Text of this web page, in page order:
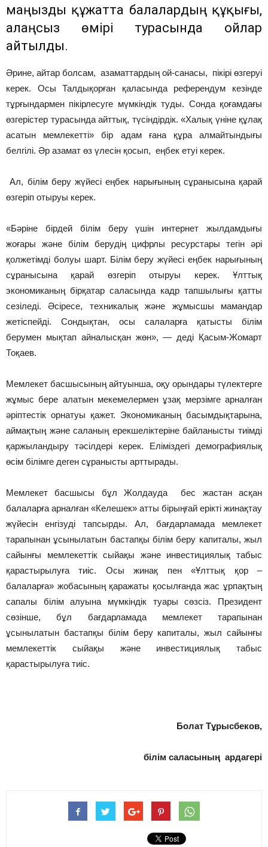
маңызды құжатта балалардың құқығы,
алаңсыз өмірі турасында ойлар
айтылды.
Әрине, айтар болсам, азаматтардың ой-санасы, пікірі өзгеруі
керек. Осы Талдықорған қаласында референдум кезінде
тұрғындармен пікірлесуге мүмкіндік туды. Сонда қоғамдағы
өзгерістер турасында айттық, түсіндірдік. «Халық үніне құлақ
асатын мемлекетті» бір адам ғана құра алмайтындығы
белгілі. Әр азамат өз үлесін қосып, еңбек етуі керек.
Ал, білім беру жүйесі еңбек нарығының сұранысына қарай
өзгеріп отыруы керек.
«Бәріне бірдей білім беру үшін интернет жылдамдығы
жоғары және білім берудің цифрлы ресурстары тегін әрі
қолжетімді болуы шарт. Білім беру жүйесі еңбек нарығының
сұранысына қарай өзгеріп отыруы керек. Ұлттық
экономиканың бірқатар саласында кадр тапшылығы қатты
сезіледі. Әсіресе, техникалық және жұмысшы мамандар
жетіспейді. Сондықтан, осы салаларға қатысты білім
берумен мықтап айналысқан жөн», — деді Қасым-Жомарт
Тоқаев.
Мемлекет басшысының айтуынша, оқу орындары түлектерге
жұмыс бере алатын мекемелермен ұзақ мерзімге арналған
әріптестік орнатуы қажет. Экономиканың басымдықтарына,
аймақтың және саланың ерекшеліктеріне байланысты тиімді
қаржыландыру тәсілдері керек. Еліміздегі демографиялық
өсім білімге деген сұранысты арттырады.
Мемлекет басшысы бұл Жолдауда бес жастан асқан
балаларға арналған «Келешек» атты бірыңғай ерікті жинақтау
жүйесін енгізуді тапсырды. Ал, бағдарламада мемлекет
тарапынан ұсынылатын бастапқы білім беру капиталы, жыл
сайынғы мемлекеттік сыйақы және инвестициялық табыс
қарастырылуға тиіс. Осы жинақ пен «Ұлттық қор –
балаларға» жобасының қаражаты қосылғанда жас ұрпақтың
сапалы білім алуына мүмкіндік туары сөзсіз. Президент
сөзінше, бұл бағдарламада мемлекет тарапынан
ұсынылатын бастапқы білім беру капиталы, жыл сайынғы
мемлекеттік сыйақы және инвестициялық табыс
қарастырылуға тиіс.
Болат Тұрысбеков,
білім саласының ардагері